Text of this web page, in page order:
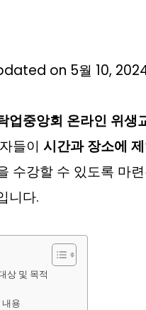
on 5월 10,
업중앙회 온라인 위생
들이 시간과 장소에
수강할 수 있도록 마
니다.
상 및 목적
내용